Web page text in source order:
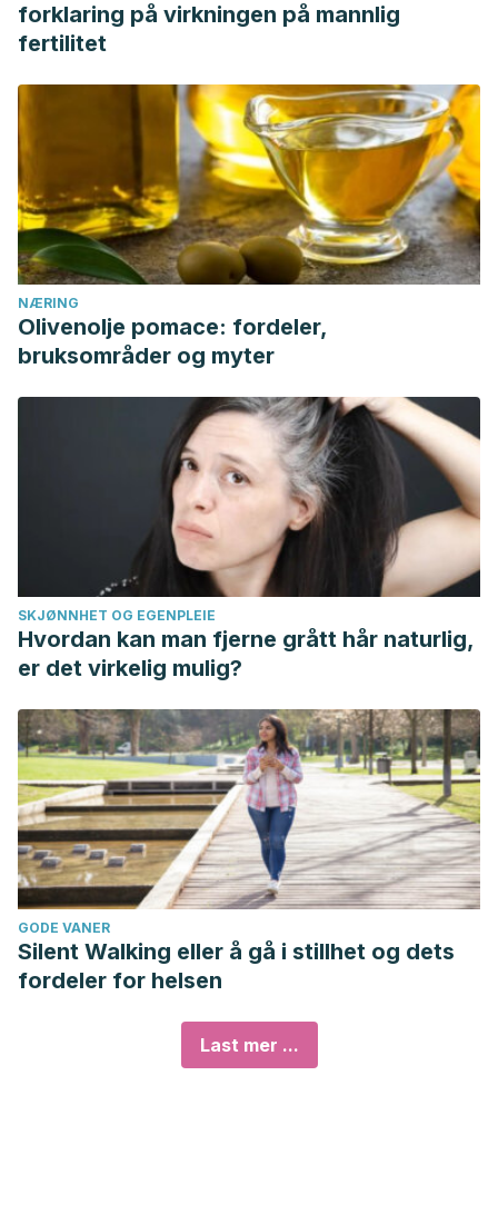
forklaring på virkningen på mannlig
fertilitet
NÆRING
Olivenolje pomace: fordeler,
bruksområder og myter
SKJØNNHET OG EGENPLEIE
Hvordan kan man fjerne grått hår naturlig,
er det virkelig mulig?
GODE VANER
Silent Walking eller å gå i stillhet og dets
fordeler for helsen
Last mer ...